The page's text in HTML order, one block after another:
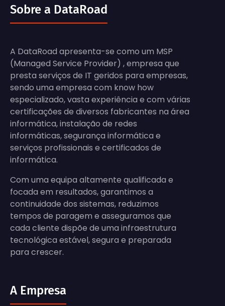
Sobre a DataRoad
A DataRoad apresenta-se como um MSP
(Managed Service Provider) , empresa que
presta serviços de IT geridos para empresas,
sendo uma empresa com know how
especializado, vasta experiência e com várias
certificações de diversos fabricantes na área
informática, instalação de redes
informáticas, segurança informática e
serviços profissionais e certificados de
informática.
Com uma equipa altamente qualificada e
focada em resultados, garantimos a
continuidade dos sistemas, reduzimos
tempos de paragem e asseguramos que
cada cliente dispõe de uma infraestrutura
tecnológica estável, segura e preparada
para crescer.
A Empresa